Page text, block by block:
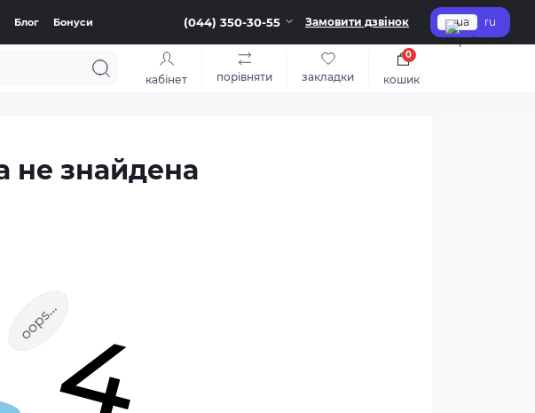
Блог Бонуси (044) 350-30-55 Замовити дзвінок ua ru
кабінет порівняти закладки кошик
0
не знайдена